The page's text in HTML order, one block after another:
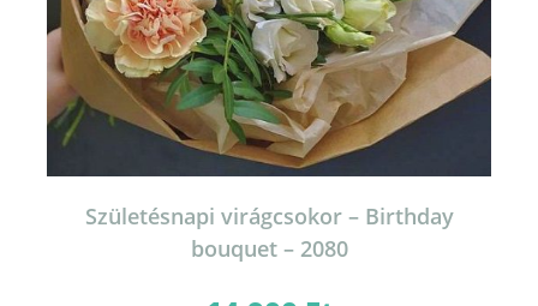
Születésnapi virágcsokor – Birthday
bouquet – 2080